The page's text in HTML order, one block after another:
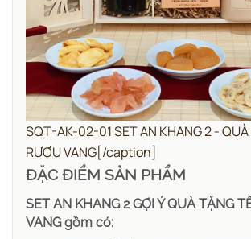
SQT-AK-02-01 SET AN KHANG 2 -
RƯỢU VANG[/caption]
ĐẶC ĐIỂM SẢN PHẨM
SET AN KHANG 2 GỢI Ý QUÀ TẶNG
VANG gồm có: